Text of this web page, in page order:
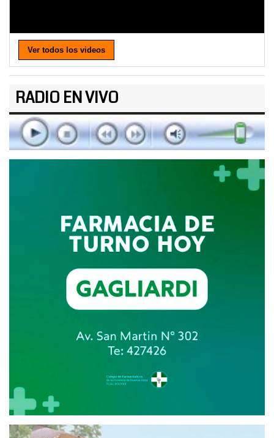
Ver todos los videos
RADIO EN VIVO